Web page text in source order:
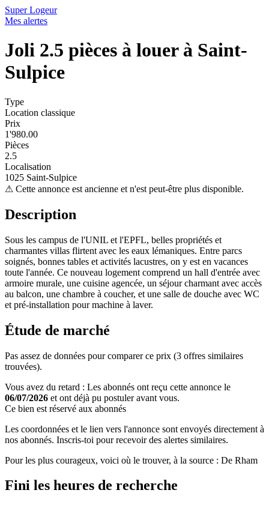
Super Logeur
Mes alertes
Joli 2.5 pièces à louer à Saint-
Sulpice
Type
Location classique
Prix
1'980.00
Pièces
2.5
Localisation
1025 Saint-Sulpice
⚠ Cette annonce est ancienne et n'est peut-être plus disponible.
Description
Sous les campus de l'UNIL et l'EPFL, belles propriétés et
charmantes villas flirtent avec les eaux lémaniques. Entre parcs
soignés, bonnes tables et activités lacustres, on y est en vacances
toute l'année. Ce nouveau logement comprend un hall d'entrée avec
armoire murale, une cuisine agencée, un séjour charmant avec accès
au balcon, une chambre à coucher, et une salle de douche avec WC
et pré-installation pour machine à laver.
Étude de marché
Pas assez de données pour comparer ce prix (3 offres similaires
trouvées).
Vous avez du retard : Les abonnés ont reçu cette annonce le
06/07/2026 et ont déjà pu postuler avant vous.
Ce bien est réservé aux abonnés
Les coordonnées et le lien vers l'annonce sont envoyés directement à
nos abonnés. Inscris-toi pour recevoir des alertes similaires.
Pour les plus courageux, voici où le trouver, à la source : De Rham
Fini les heures de recherche